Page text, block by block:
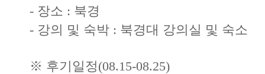
- 장소 : 북경
- 강의 및 숙박 : 북경대 강의실 및 숙소
※ 후기일정(08.15-08.25)